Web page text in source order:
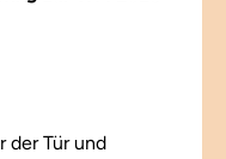
der Tür und